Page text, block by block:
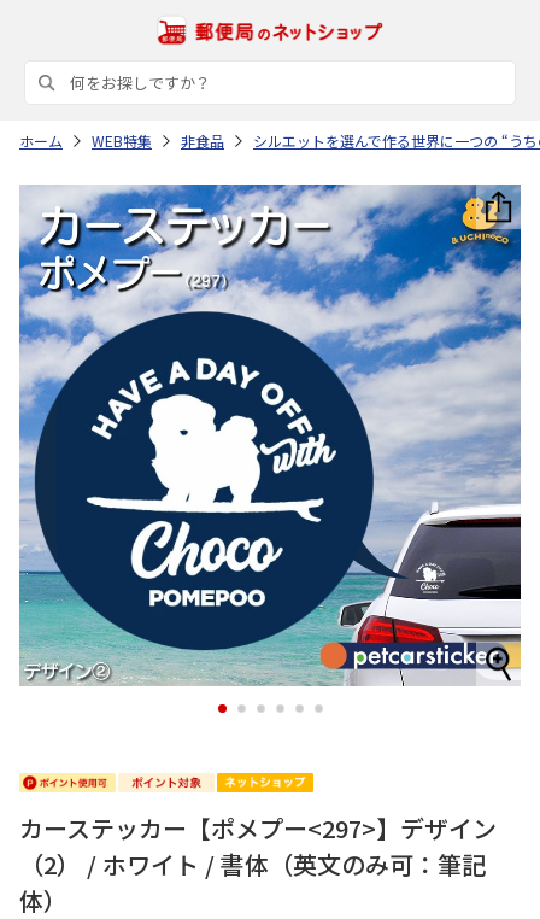
ホーム WEB特集 非食品 シルエットを選んで作る世界に一つの “う
1 2 3 4 5 6
カーステッカー【ポメプー<297>】デザイン
（2） / ホワイト / 書体（英文のみ可：筆記
体）